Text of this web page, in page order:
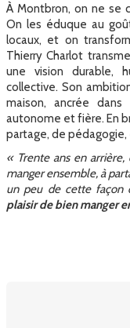
À Montbron, on ne se
On les éduque au
locaux, et on
Thierry Charlot
une vision durable,
collective. Son
maison, ancrée
autonome et fière. En
partage, de pédagogie,
« Trente ans en arrière,
manger ensemble, à
un peu de cette façon
plaisir de bien manger